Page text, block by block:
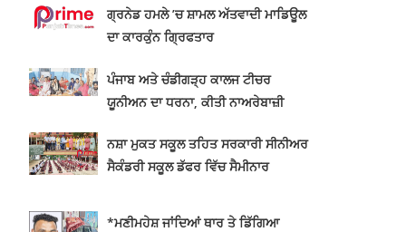
ਗ੍ਰਨੇਡ ਹਮਲੇ ’ਚ ਸ਼ਾਮਲ ਅੱਤਵਾਦੀ ਮਾਡਿਊਲ
ਦਾ ਕਾਰਕੁੰਨ ਗ੍ਰਿਫਤਾਰ
ਪੰਜਾਬ ਅਤੇ ਚੰਡੀਗੜ੍ਹ ਕਾਲਜ ਟੀਚਰ
ਯੂਨੀਅਨ ਦਾ ਧਰਨਾ, ਕੀਤੀ ਨਾਅਰੇਬਾਜ਼ੀ
ਨਸ਼ਾ ਮੁਕਤ ਸਕੂਲ ਤਹਿਤ ਸਰਕਾਰੀ ਸੀਨੀਅਰ
ਸੈਕੰਡਰੀ ਸਕੂਲ ਡੱਫਰ ਵਿੱਚ ਸੈਮੀਨਾਰ
*ਮਣੀਮਹੇਸ਼ ਜਾਂਦਿਆਂ ਥਾਰ ਤੇ ਡਿੱਗਿਆ